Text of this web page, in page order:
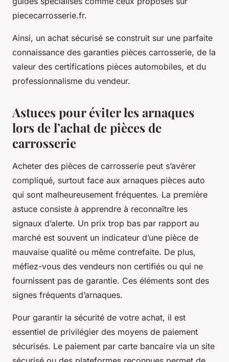
piececarrosserie.fr.
Ainsi, un achat sécurisé se construit sur une parfaite
connaissance des garanties pièces carrosserie, de la
valeur des certifications pièces automobiles, et du
professionnalisme du vendeur.
Astuces pour éviter les arnaques
lors de l’achat de pièces de
carrosserie
Acheter des pièces de carrosserie peut s’avérer
compliqué, surtout face aux arnaques pièces auto
qui sont malheureusement fréquentes. La première
astuce consiste à apprendre à reconnaître les
signaux d’alerte. Un prix trop bas par rapport au
marché est souvent un indicateur d’une pièce de
mauvaise qualité ou même contrefaite. De plus,
méfiez-vous des vendeurs non certifiés ou qui ne
fournissent pas de garantie. Ces éléments sont des
signes fréquents d’arnaques.
Pour garantir la sécurité de votre achat, il est
essentiel de privilégier des moyens de paiement
sécurisés. Le paiement par carte bancaire via un site